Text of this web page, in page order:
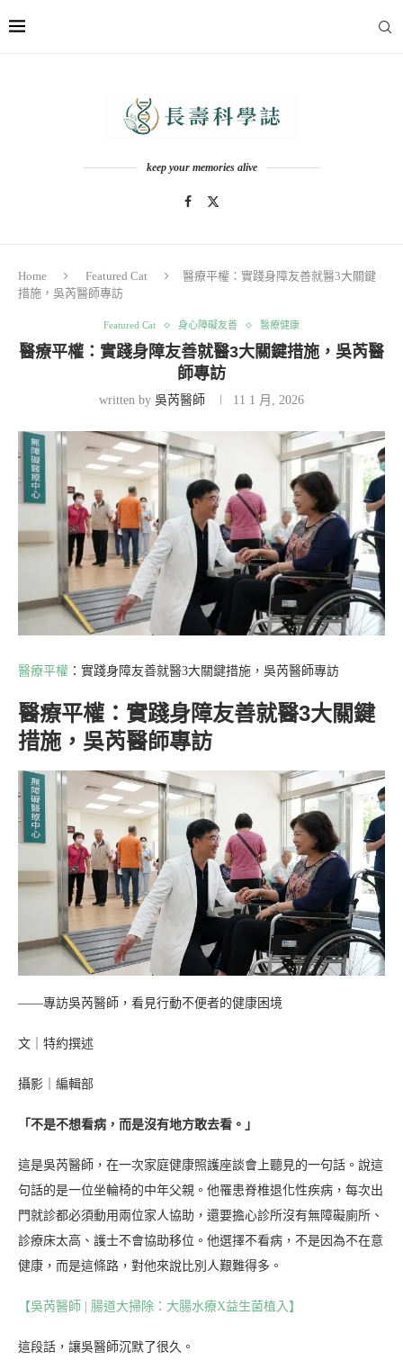
keep your memories alive
Home Featured Cat
醫療平權：實踐身障友善就醫3大關鍵
措施，吳芮醫師專訪
Featured Cat 身心障礙友善 醫療健康
醫療平權：實踐身障友善就醫3大關鍵措施，吳芮醫
師專訪
written by 吳芮醫師 11 1 月, 2026
醫療平權 ：實踐身障友善就醫3大關鍵措施，吳芮醫師專訪
醫療平權：實踐身障友善就醫3大關鍵
措施，吳芮醫師專訪
——專訪吳芮醫師，看見行動不便者的健康困境
文｜特約撰述
攝影｜編輯部
「不是不想看病，而是沒有地方敢去看。」
這是吳芮醫師，在一次家庭健康照護座談會上聽見的一句話。說這
句話的是一位坐輪椅的中年父親。他罹患脊椎退化性疾病，每次出
門就診都必須動用兩位家人協助，還要擔心診所沒有無障礙廁所、
診療床太高、護士不會協助移位。他選擇不看病，不是因為不在意
健康，而是這條路，對他來說比別人艱難得多。
【吳芮醫師 | 腸道大掃除：大腸水療X益生菌植入】
這段話，讓吳醫師沉默了很久。